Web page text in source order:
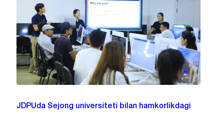
JDPUda Sejong universiteti bilan hamkorlikdagi